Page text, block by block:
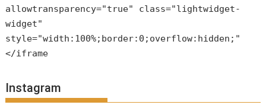
allowtransparency="true" class="lightwidget-
widget"
style="width:100%;border:0;overflow:hidden;"
</iframe
Instagram